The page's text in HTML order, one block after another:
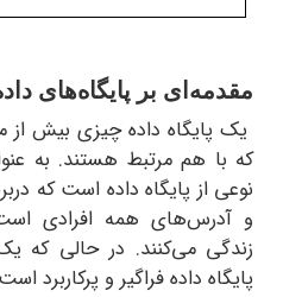
بر پایگاه‌های داده
داده چیزی بیش از
هم مرتبط هستند. به عنوان
پایگاه داده است که دربردارنده
همه افرادی است که
می‌کنند. در حالی که یک
داده فراگیر و پرکاربرد است، فاقد